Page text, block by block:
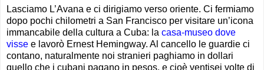
Lasciamo L’Avana e ci dirigiamo verso oriente. Ci fermiamo
dopo pochi chilometri a San Francisco per visitare un’icona
immancabile della cultura a Cuba: la casa-museo dove
visse e lavorò Ernest Hemingway. Al cancello le guardie ci
contano, naturalmente noi stranieri paghiamo in dollari
quello che i cubani pagano in pesos, e cioè ventisei volte di